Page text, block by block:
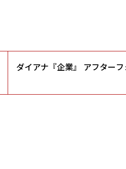
ダイアナ『企業』 アフターフ